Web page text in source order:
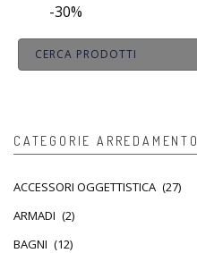
-30%
CATEGORIE ARREDAMENTO
ACCESSORI OGGETTISTICA (27)
ARMADI (2)
BAGNI (12)